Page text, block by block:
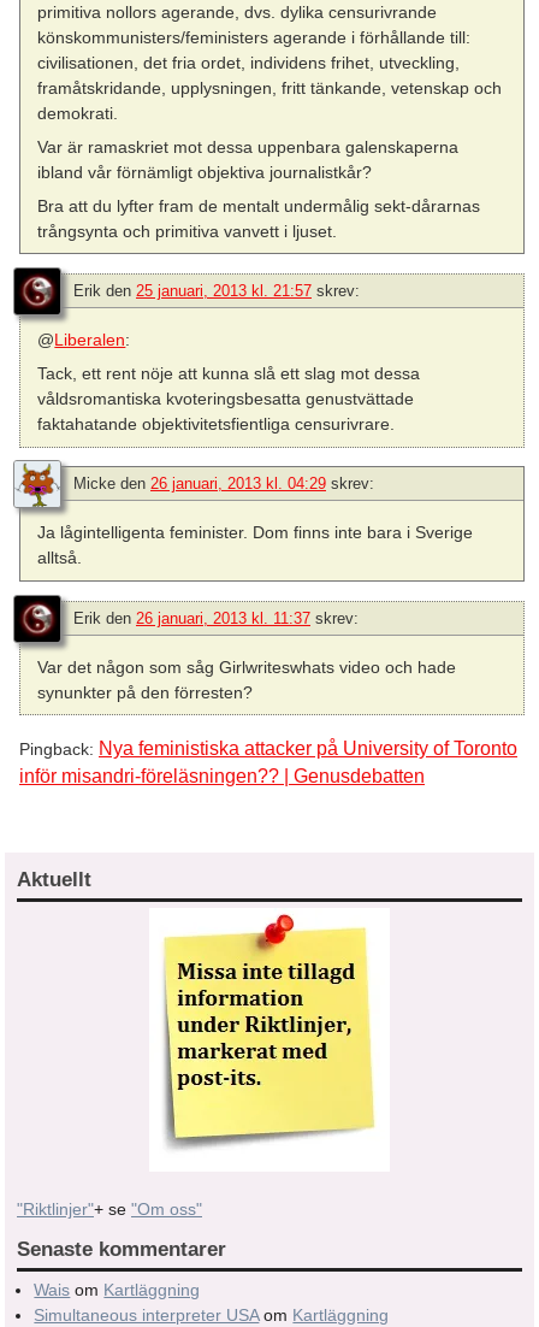
primitiva nollors agerande, dvs. dylika censurivrande
könskommunisters/feministers agerande i förhållande till:
civilisationen, det fria ordet, individens frihet, utveckling,
framåtskridande, upplysningen, fritt tänkande, vetenskap och
demokrati.
Var är ramaskriet mot dessa uppenbara galenskaperna
ibland vår förnämligt objektiva journalistkår?
Bra att du lyfter fram de mentalt undermålig sekt-dårarnas
trångsynta och primitiva vanvett i ljuset.
Erik den 25 januari, 2013 kl. 21:57 skrev:
@Liberalen:
Tack, ett rent nöje att kunna slå ett slag mot dessa
våldsromantiska kvoteringsbesatta genustvättade
faktahatande objektivitetsfientliga censurivrare.
Micke den 26 januari, 2013 kl. 04:29 skrev:
Ja lågintelligenta feminister. Dom finns inte bara i Sverige
alltså.
Erik den 26 januari, 2013 kl. 11:37 skrev:
Var det någon som såg Girlwriteswhats video och hade
synunkter på den förresten?
Pingback: Nya feministiska attacker på University of Toronto
inför misandri-föreläsningen?? | Genusdebatten
Aktuellt
"Riktlinjer"+ se "Om oss"
Senaste kommentarer
Wais om Kartläggning
Simultaneous interpreter USAom Kartläggning